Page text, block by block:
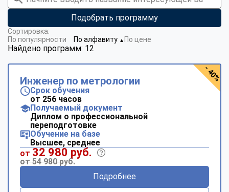
Подобрать программу
Найдено программ: 12
Сортировка:
По популярности
По алфавиту ▼ По цене
Инженер по метрологии
Срок обучения
от 256 часов
Получаемый документ
Диплом о профессиональной
переподготовке
Обучение на базе
Высшее, среднее
от 32 980 руб.
от 54 980 руб.
Подробнее
- 40%